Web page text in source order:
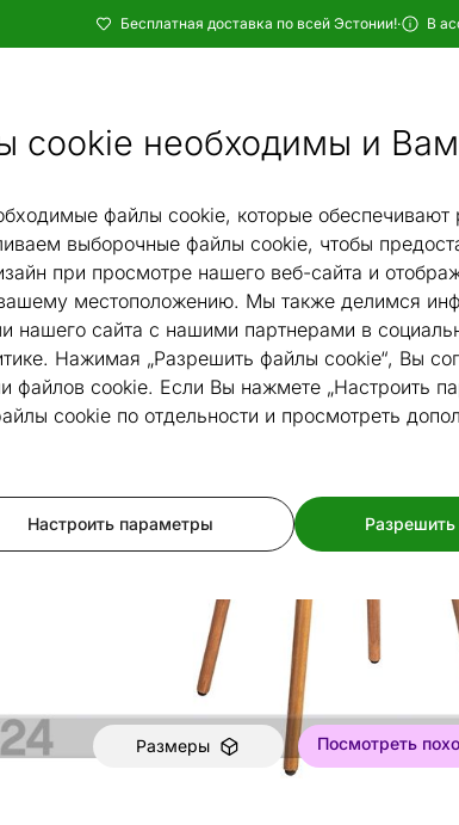
cookie необходимы и
файлы cookie, которые обеспечивают
выборочные файлы cookie, чтобы
при просмотре нашего веб-сайта и
местоположению. Мы также делимся
нашего сайта с нашими партнерами в
Нажимая „Разрешить файлы cookie“, Вы
файлов cookie. Если Вы нажмете „Настроить
cookie по отдельности и просмотреть
Настроить параметры
Бесплатная доставка по всей Эстонии!· В
убранство - ON24
Размеры Посмотреть